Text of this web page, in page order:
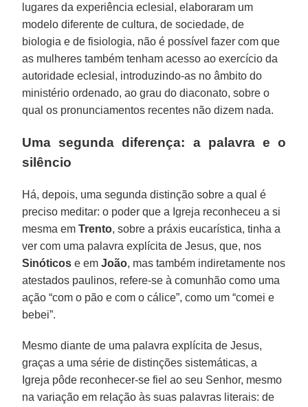
lugares da experiência eclesial, elaboraram um
modelo diferente de cultura, de sociedade, de
biologia e de fisiologia, não é possível fazer com que
as mulheres também tenham acesso ao exercício da
autoridade eclesial, introduzindo-as no âmbito do
ministério ordenado, ao grau do diaconato, sobre o
qual os pronunciamentos recentes não dizem nada.
Uma segunda diferença: a palavra e o
silêncio
Há, depois, uma segunda distinção sobre a qual é
preciso meditar: o poder que a Igreja reconheceu a si
mesma emTrento, sobre a práxis eucarística, tinha a
ver com uma palavra explícita de Jesus, que, nos
Sinóticos e emJoão, mas também indiretamente nos
atestados paulinos, refere-se à comunhão como uma
ação “com o pão e com o cálice”, como um “comei e
bebei”.
Mesmo diante de uma palavra explícita de Jesus,
graças a uma série de distinções sistemáticas, a
Igreja pôde reconhecer-se fiel ao seu Senhor, mesmo
na variação em relação às suas palavras literais: de